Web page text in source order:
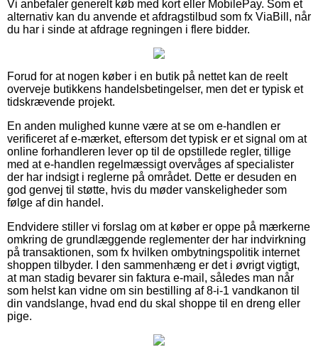
Vi anbefaler generelt køb med kort eller MobilePay. Som et
alternativ kan du anvende et afdragstilbud som fx ViaBill, når
du har i sinde at afdrage regningen i flere bidder.
Forud for at nogen køber i en butik på nettet kan de reelt
overveje butikkens handelsbetingelser, men det er typisk et
tidskrævende projekt.
En anden mulighed kunne være at se om e-handlen er
verificeret af e-mærket, eftersom det typisk er et signal om at
online forhandleren lever op til de opstillede regler, tillige
med at e-handlen regelmæssigt overvåges af specialister
der har indsigt i reglerne på området. Dette er desuden en
god genvej til støtte, hvis du møder vanskeligheder som
følge af din handel.
Endvidere stiller vi forslag om at køber er oppe på mærkerne
omkring de grundlæggende reglementer der har indvirkning
på transaktionen, som fx hvilken ombytningspolitik internet
shoppen tilbyder. I den sammenhæng er det i øvrigt vigtigt,
at man stadig bevarer sin faktura e-mail, således man når
som helst kan vidne om sin bestilling af 8-i-1 vandkanon til
din vandslange, hvad end du skal shoppe til en dreng eller
pige.